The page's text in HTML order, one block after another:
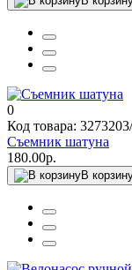
0
Код товара:
Съемник шатуна
180.00р.
В